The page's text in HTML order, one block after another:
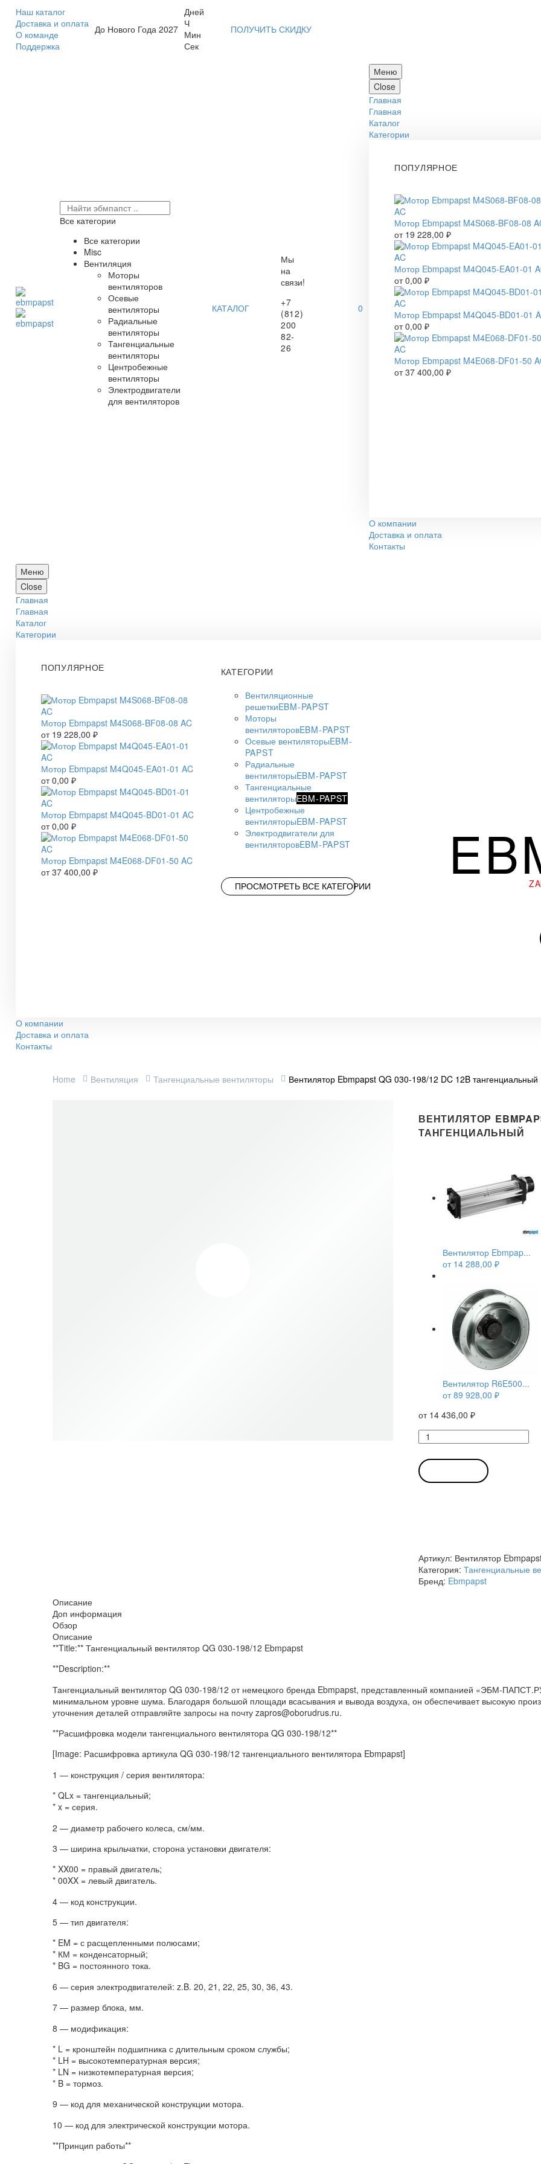
Наш каталог
Доставка и оплата
О команде
Поддержка
До Нового Года 2027
Дней
Ч
Мин
Сек
ПОЛУЧИТЬ СКИДКУ
Все категории
Все категории
Misc
Вентиляция
Моторы
вентиляторов
Осевые
вентиляторы
Радиальные
вентиляторы
Тангенциальные
вентиляторы
Центробежные
вентиляторы
Электродвигатели
для вентиляторов
КАТАЛОГ
Мы
на
связи!
+7
(812)
200
82-
26
0
Меню
Close
Главная
Главная
Каталог
Категории
ПОПУЛЯРНОЕ
Мотор Ebmpapst M4S068-BF08-08
от 19 228,00 ₽
Мотор Ebmpapst M4Q045-EA01-01
от0,00 ₽
Мотор Ebmpapst M4Q045-BD01-01
от0,00 ₽
Мотор Ebmpapst M4E068-DF01-50
от37 400,00 ₽
О компании
Доставка и оплата
Контакты
Меню
Close
Главная
Главная
Каталог
Категории
ПОПУЛЯРНОЕ
Мотор Ebmpapst M4S068-BF08-08 AC
от 19 228,00 ₽
Мотор Ebmpapst M4Q045-EA01-01 AC
от0,00 ₽
Мотор Ebmpapst M4Q045-BD01-01 AC
от0,00 ₽
Мотор Ebmpapst M4E068-DF01-50 AC
от37 400,00 ₽
КАТЕГОРИИ
Вентиляционные
решеткиEBM-PAPST
Моторы
вентиляторовEBM-PAPST
Осевые вентиляторыEBM-
PAPST
Радиальные
вентиляторыEBM-PAPST
Тангенциальные
вентиляторыEBM-PAPST
Центробежные
вентиляторыEBM-PAPST
Электродвигатели для
вентиляторовEBM-PAPST
ПРОСМОТРЕТЬ ВСЕ КАТЕГОРИИ
О компании
Доставка и оплата
Контакты
Home Вентиляция Тангенциальные вентиляторы Вентилятор Ebmpapst QG 030-198/12 DC 12B тангенциальный
ВЕНТИЛЯТОР
ТАНГЕНЦИАЛЬНЫЙ
Вентилятор Ebmpap...
от 14 288,00 ₽
Вентилятор R6E500...
от89 928,00 ₽
от 14 436,00 ₽
Количество
товара
Вентилятор
Ebmpapst
QG
Артикул: Вентилятор
Категория: Тангенциальные
Бренд: Ebmpapst
Описание
Доп информация
Обзор
Описание
**Title:** Тангенциальный вентилятор QG 030-198/12 Ebmpapst
**Description:**
Тангенциальный вентилятор QG 030-198/12 от немецкого бренда Ebmpapst, представленный компанией «ЭБМ-
минимальном уровне шума. Благодаря большой площади всасывания и вывода воздуха, он обеспечивает высокую
уточнения деталей отправляйте запросы на почту zapros@oborudrus.ru.
**Расшифровка модели тангенциального вентилятора QG 030-198/12**
[Image: Расшифровка артикула QG 030-198/12 тангенциального вентилятора Ebmpapst]
1 — конструкция / серия вентилятора:
* QLx = тангенциальный;
* x = серия.
2 — диаметр рабочего колеса, см/мм.
3 — ширина крыльчатки, сторона установки двигателя:
* XX00 = правый двигатель;
* 00XX = левый двигатель.
4 — код конструкции.
5 — тип двигателя:
* EM = с расщепленными полюсами;
* КМ = конденсаторный;
* BG = постоянного тока.
6 — серия электродвигателей: z.B. 20, 21, 22, 25, 30, 36, 43.
7 — размер блока, мм.
8 — модификация:
* L = кронштейн подшипника с длительным сроком службы;
* LH = высокотемпературная версия;
* LN = низкотемпературная версия;
* B = тормоз.
9 — код для механической конструкции мотора.
10 — код для электрической конструкции мотора.
**Принцип работы**